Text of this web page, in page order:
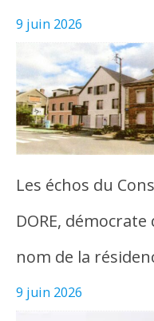
9 juin 2026
Les échos du
DORE,
nom de la
9 juin 2026